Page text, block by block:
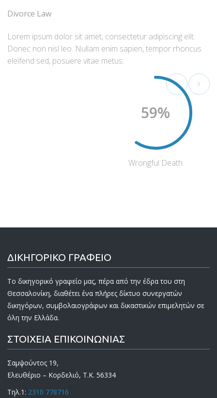
Divorce Law
Lorem ipsum dolor sit amet, consectetur adipiscing elit.
Donec non nisl leo. Nullam enim sapien, tempor rhoncus
eleifend sed, posuere vitae metus.
Wrongful Death
ΔΙΚΗΓΟΡΙΚΟ ΓΡΑΦΕΙΟ
Το δικηγορικό γραφείο μας, πέρα από την έδρα του στη
Θεσσαλονίκη, διαθέτει ένα πλήρες δίκτυο συνεργατών
δικηγόρων, συμβολαιογράφων και δικαστικών επιμελητών σε
όλη την Ελλάδα.
ΣΤΟΙΧΕΙΑ ΕΠΙΚΟΙΝΩΝΙΑΣ
Σαμψούντος 19,
Ελευθέριο – Κορδελιό, Τ.Κ. 56334
Τηλ.1: 2310 778716